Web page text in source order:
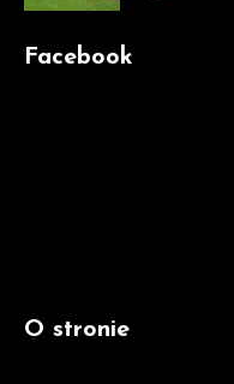
Facebook
O stronie